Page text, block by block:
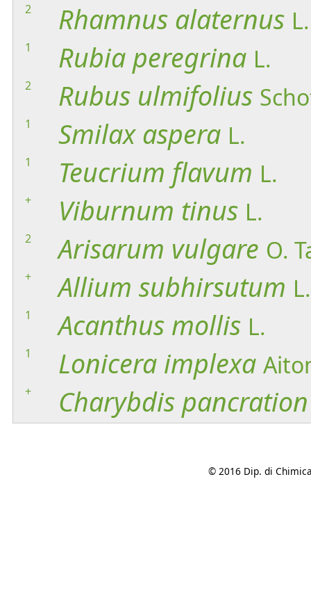
2 Rhamnus alaternus L.
1 Rubia peregrina L.
2 Rubus ulmifolius
1 Smilax aspera L.
1 Teucrium flavum L.
+ Viburnum tinus L.
2 Arisarum vulgare O.
+ Allium subhirsutum L.
1 Acanthus mollis L.
1 Lonicera implexa
+ Charybdis pancration
© 2016 Dip. di